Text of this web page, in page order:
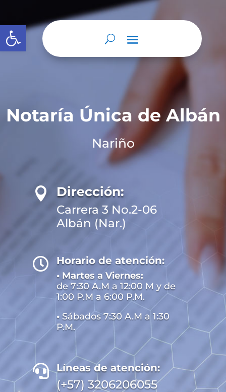
Abrir barra de herramientas
Notaría Única de Albán
Nariño
 Dirección:
Carrera 3 No.2-06
Albán (Nar.)
 Horario de atención:
• Martes a Viernes:
de 7:30 A.M a 12:00 M y de
1:00 P.M a 6:00 P.M.
• Sábados 7:30 A.M a 1:30
P.M.
 Líneas de atención:
(+57) 3206206055